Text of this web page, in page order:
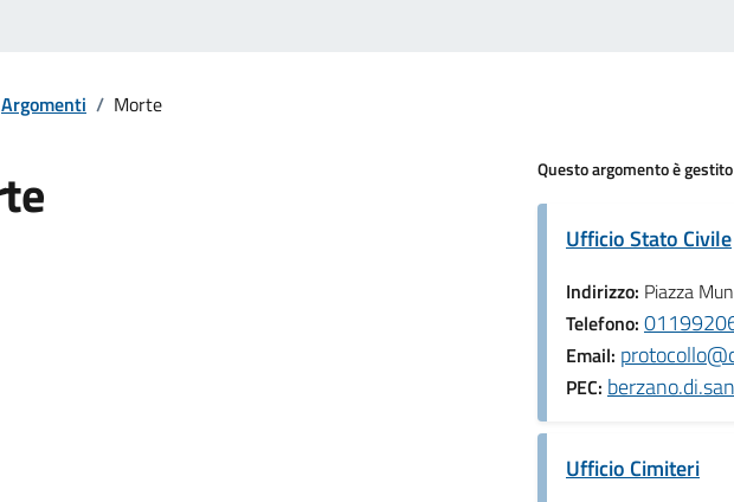
Argomenti / Morte
Questo argomento è
Ufficio Stato Civile
Indirizzo: Piazza
Telefono:
Email:
PEC:
Ufficio Cimiteri